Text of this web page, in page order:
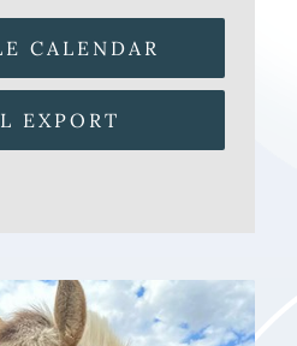
CALENDAR
EXPORT